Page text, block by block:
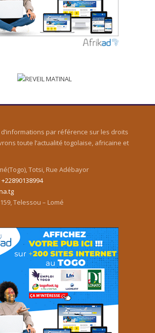
d’informations par référence sur les droits
toute l’actualité togolaise, africaine et
Totsi, Rue Adébayor
+22890138994
Telessou – Lomé